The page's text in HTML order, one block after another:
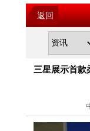
返回
三星展示首款